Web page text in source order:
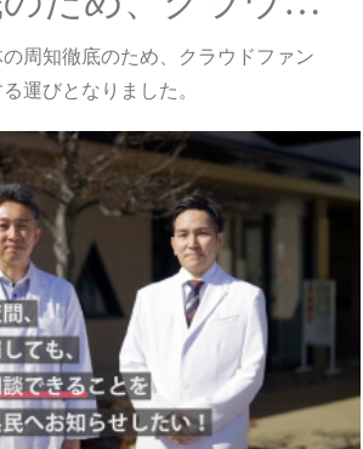
周知徹底のため、クラウドファン
運びとなりました。